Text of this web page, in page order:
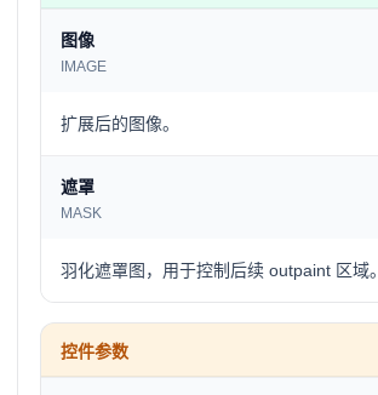
图像
IMAGE
扩展后的图像。
遮罩
MASK
羽化遮罩图，用于控制后续 outpaint 区域。
控件参数